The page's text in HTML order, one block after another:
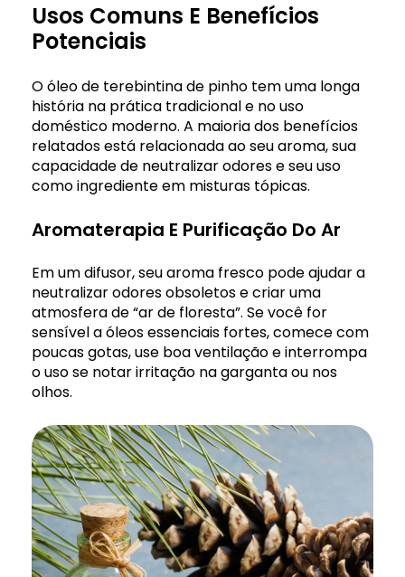
Usos Comuns E Benefícios
Potenciais
O óleo de terebintina de pinho tem uma longa
história na prática tradicional e no uso
doméstico moderno. A maioria dos benefícios
relatados está relacionada ao seu aroma, sua
capacidade de neutralizar odores e seu uso
como ingrediente em misturas tópicas.
Aromaterapia E Purificação Do Ar
Em um difusor, seu aroma fresco pode ajudar a
neutralizar odores obsoletos e criar uma
atmosfera de “ar de floresta”. Se você for
sensível a óleos essenciais fortes, comece com
poucas gotas, use boa ventilação e interrompa
o uso se notar irritação na garganta ou nos
olhos.